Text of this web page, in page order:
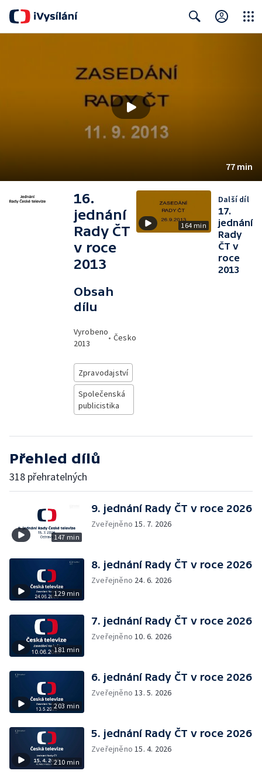
77 min
16.
jednání
Rady ČT
v roce
2013
Obsah
dílu
Vyrobeno
2013
• Česko
Zpravodajství
Společenská
publicistika
164 min
Další díl
17.
jednání
Rady
ČT v
roce
2013
Přehled dílů
318 přehratelných
147 min
9. jednání Rady ČT v roce 2026
Zveřejněno15. 7. 2026
129 min
8. jednání Rady ČT v roce 2026
Zveřejněno 24. 6. 2026
181 min
7. jednání Rady ČT v roce 2026
Zveřejněno10. 6. 2026
203 min
6. jednání Rady ČT v roce 2026
Zveřejněno13. 5. 2026
210 min
5. jednání Rady ČT v roce 2026
Zveřejněno15. 4. 2026